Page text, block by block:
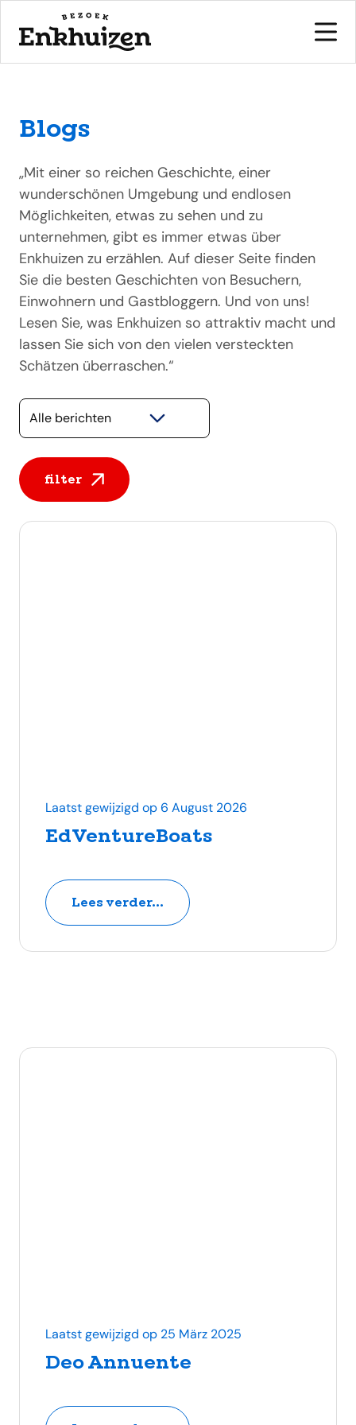
naar de inhoud
Blogs
„Mit einer so reichen Geschichte, einer
wunderschönen Umgebung und endlosen
Möglichkeiten, etwas zu sehen und zu
unternehmen, gibt es immer etwas über
Enkhuizen zu erzählen. Auf dieser Seite finden
Sie die besten Geschichten von Besuchern,
Einwohnern und Gastbloggern. Und von uns!
Lesen Sie, was Enkhuizen so attraktiv macht und
lassen Sie sich von den vielen versteckten
Schätzen überraschen.“
Selecteer een categorie
filter
EdVentureBoats
Laatst gewijzigd op 6 August 2026
Lees verder...
Deo Annuente
Laatst gewijzigd op 25 März 2025